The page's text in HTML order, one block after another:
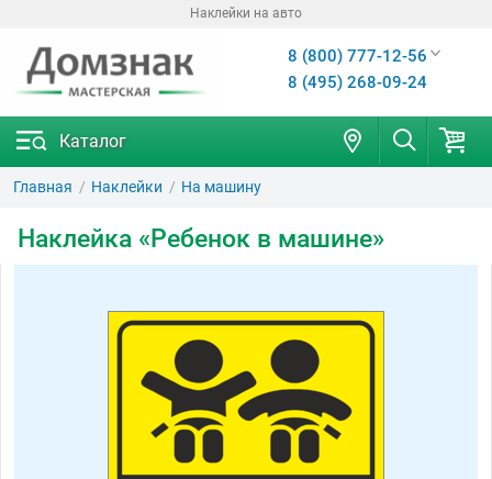
Наклейки на авто
8 (800) 777-12-56
8 (495) 268-09-24
Каталог
Главная Наклейки На машину
Наклейка «Ребенок в машине»